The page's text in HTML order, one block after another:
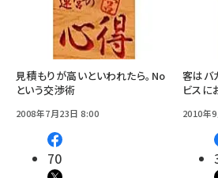
見積もりが高いといわれたら。No
という交渉術
2008年7月23日 8:00
70
客はバ
ビスに
2010年